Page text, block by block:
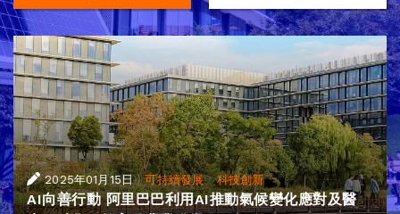
2025年01月15日 |可持續發展·科技創新
AI向善行動 阿里巴巴利用AI推動氣候變化應對及醫